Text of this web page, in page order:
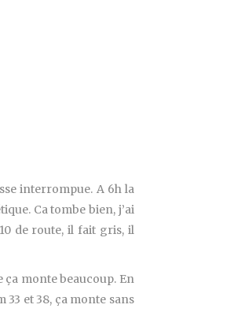
interrompue. A 6h la
Ca tombe bien, j’ai
de route, il fait gris, il
monte beaucoup. En
et 38, ça monte sans